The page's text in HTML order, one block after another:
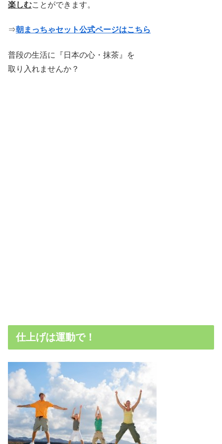
楽しむことができます。
⇒朝まっちゃセット公式ページはこちら
普段の生活に『日本の心・抹茶』を
取り入れませんか？
仕上げは運動で！